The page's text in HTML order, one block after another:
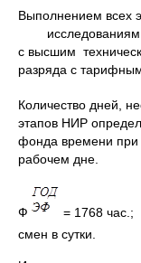
Выполнением всех
исследованиям в
с высшим
разряда с
Количество дней,
этапов НИР
фонда времени при
рабочем дне.
Ф = 1768
смен в сутки.